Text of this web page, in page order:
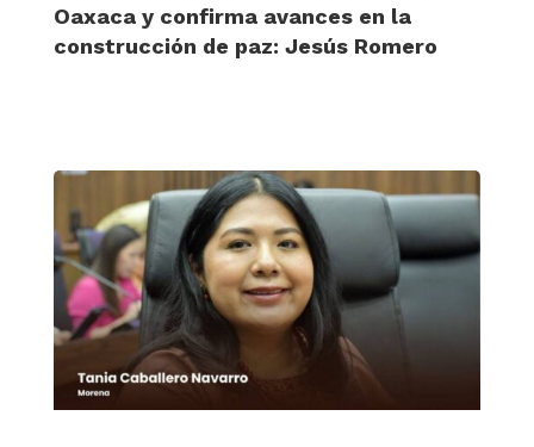
Oaxaca y confirma avances en la
construcción de paz: Jesús Romero